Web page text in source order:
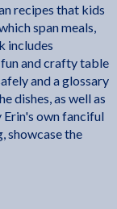
recipes that kids
span meals,
includes
and crafty table
and a glossary
dishes, as well as
own fanciful
showcase the